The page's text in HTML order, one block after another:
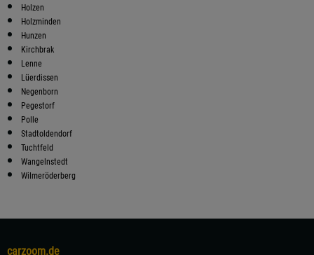
Holzen
Holzminden
Hunzen
Kirchbrak
Lenne
Lüerdissen
Negenborn
Pegestorf
Polle
Stadtoldendorf
Tuchtfeld
Wangelnstedt
Wilmeröderberg
carzoom.de